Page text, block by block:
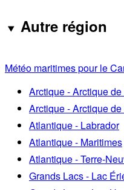
Autre région
Météo maritimes pour le
Arctique - Arctique
Arctique - Arctique
Atlantique - Labrador
Atlantique - Maritimes
Atlantique - Terre-
Grands Lacs - Lac